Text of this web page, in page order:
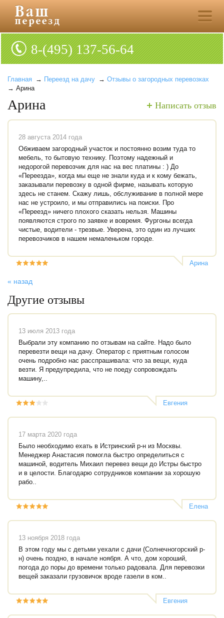
8-(495) 137-56-64
Главная → Переезд на дачу → Отзывы о загородных перевозках
→ Арина
Написать отзыв
Арина
28 августа 2014 года
Обживаем загородный участок и постоянно возим туда то
мебель, то бытовую технику. Поэтому надежный и
недорогой перевозчик для нас на вес платины : ) До
«Переезда», когда мы еще не знали куда и к кому бежать,
заказывали перевозку в одной фирме, называть которую
здесь не станем. Скажу лишь, обслуживание в полной мере
нас не устроило, и мы отправились на поиски. Про
«Переезд» ничего плохого сказать нельзя. Машины
появляются строго по заявке и вовремя. Фургоны всегда
чистые, водители - трезвые. Уверена, это один из лучших
перевозчиков в нашем немаленьком городе.
Арина
« назад
Другие отзывы
13 июля 2013 года
Выбрали эту компанию по отзывам на сайте. Надо было
перевезти вещи на дачу. Оператор с приятным голосом
очень подробно нас расспрашивала: что за вещи, куда
везти. Я предупредила, что не поеду сопровождать
машину,..
Евгения
17 марта 2020 года
Было необходимо ехать в Истринский р-н из Москвы.
Менеджер Анастасия помогла быстро определиться с
машиной, водитель Михаил перевез вещи до Истры быстро
и в целости. Благодарю сотрудников компании за хорошую
рабо..
Елена
13 ноября 2018 года
В этом году мы с детьми уехали с дачи (Солнечногорский р-
н) очень поздно, в начале ноября. А что, дом хороший,
погода до поры до времени только радовала. Для перевозки
вещей заказали грузовичок вроде газели в ком..
Евгения